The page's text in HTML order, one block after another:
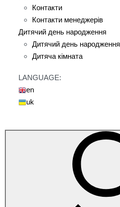
Контакти
Контакти менеджерів
Дитячий день народження
Дитячий день народження
Дитяча кімната
LANGUAGE:
en
uk